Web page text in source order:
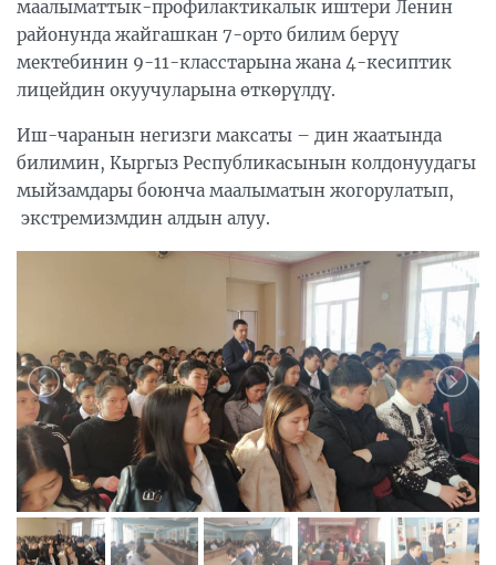
маалыматтык-профилактикалык иштери Ленин
районунда жайгашкан 7-орто билим берүү
мектебинин 9-11-класстарына жана 4-кесиптик
лицейдин окуучуларына өткөрүлдү.
Иш-чаранын негизги максаты – дин жаатында
билимин, Кыргыз Республикасынын колдонуудагы
мыйзамдары боюнча маалыматын жогорулатып,
экстремизмдин алдын алуу.